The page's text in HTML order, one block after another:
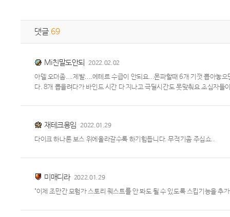
댓글 69
Mi친말도안되 2022.02.02
아델 오더좀....제발....에테르 수급이 안되요...몬파할때 6개 기껏 뽑아놓
다. 8개 뽑을려다가 바인드 시간 다 지나고 극딜시간도 못맞춰요 초심자
재테크용임 2022.01.29
다이크 하나론 보스 위에올라갈수록 하기힘듭니다. 무적기좀 주십쇼..
미매디라 2022.01.29
"이제 조만간 모험가 스토리 퀘스트를 안 봐도 될 수 있도록 스킵기능을